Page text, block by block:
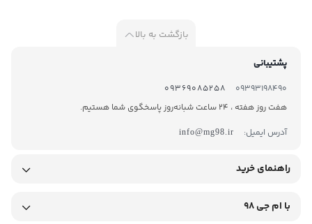
بازگشت به بالا
پشتیبانی
09393198490
09369085258
هفت روز هفته ، 24 ساعت شبانه‌روز پاسخگوی شما هستیم.
آدرس ایمیل:
info@mg98.ir
راهنمای خرید
با ام جی 98